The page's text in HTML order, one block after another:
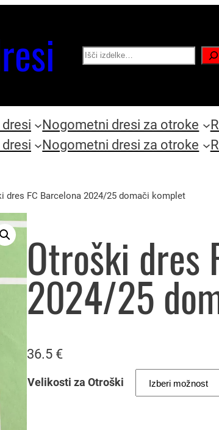
Search
Nogometni dresi za otroke
Nogometni dresi za otroke
dres FC Barcelona 2024/25 domači komplet
Otroški dres
2024/25
36.5 €
Velikosti za Otroški